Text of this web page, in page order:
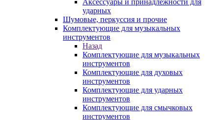
Аксессуары и принадлежности для
ударных
Шумовые, перкуссия и прочие
Комплектующие для музыкальных
инструментов
Назад
Комплектующие для музыкальных
инструментов
Комплектующие для духовых
инструментов
Комплектующие для ударных
инструментов
Комплектующие для смычковых
инструментов